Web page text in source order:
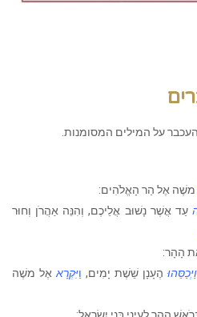
על המילים המסומנות.
משֶׁה אֶל הַר הָאֱלֹהִים:
עַד אֲשֶׁר נָשׁוּב אֲלֵיכֶם, וְהִנֵּה אַהֲרֹן וְחוּר
הָהָר:
וַיְכַסֵּהוּ הֶעָנָן שֵׁשֶׁת יָמִים, וַיִּקְרָא אֶל משֶׁה